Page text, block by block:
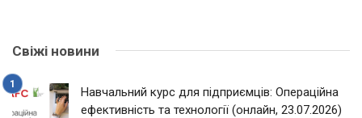
Свіжі новини
Навчальний курс для підприємців: Операційна
ефективність та технології (онлайн, 23.07.2026)